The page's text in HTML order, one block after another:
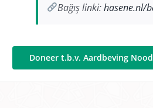
Bağış linki:hasene.nl/
Doneer t.b.v. Aardbeving